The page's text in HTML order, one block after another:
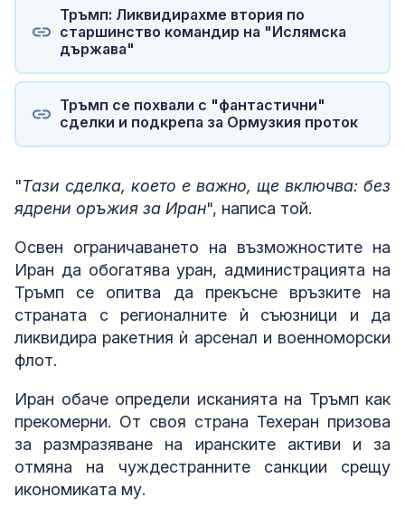
Тръмп: Ликвидирахме втория по
старшинство командир на "Ислямска
държава"
Тръмп се похвали с "фантастични"
сделки и подкрепа за Ормузкия проток
"Тази сделка, което е важно, ще включва: без
ядрени оръжия за Иран", написа той.
Освен ограничаването на възможностите на
Иран да обогатява уран, администрацията на
Тръмп се опитва да прекъсне връзките на
страната с регионалните ѝ съюзници и да
ликвидира ракетния ѝ арсенал и военноморски
флот.
Иран обаче определи исканията на Тръмп как
прекомерни. От своя страна Техеран призова
за размразяване на иранските активи и за
отмяна на чуждестранните санкции срещу
икономиката му.